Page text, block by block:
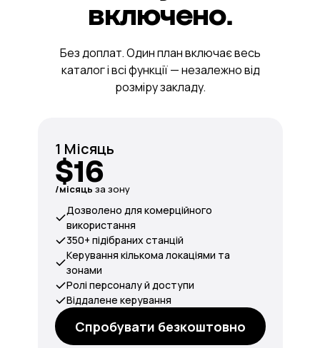
включено.
1 Місяць
$16
/місяць за зону
Дозволено для комерційного
використання
350+ підібраних станцій
Керування кількома локаціями та
зонами
Ролі персоналу й доступи
Віддалене керування
Спробувати безкоштовно
Без доплат. Один план включає весь
каталог і всі функції — незалежно від
розміру закладу.